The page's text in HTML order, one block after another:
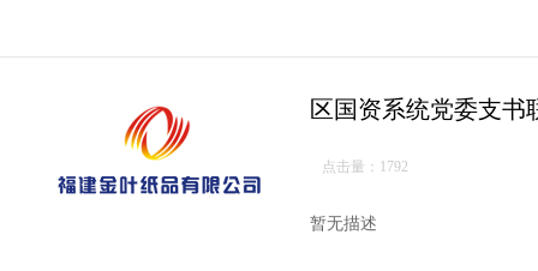
区国资系统党委支书
点击量：1792
暂无描述